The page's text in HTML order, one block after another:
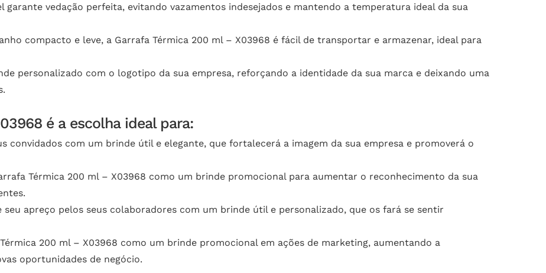
garante vedação perfeita, evitando vazamentos indesejados e mantendo a temperatura ideal da sua
compacto e leve, a Garrafa Térmica 200 ml – X03968 é fácil de transportar e armazenar, ideal para
personalizado com o logotipo da sua empresa, reforçando a identidade da sua marca e deixando uma
é a escolha ideal para:
convidados com um brinde útil e elegante, que fortalecerá a imagem da sua empresa e promoverá o
Térmica 200 ml – X03968 como um brinde promocional para aumentar o reconhecimento da sua
seu apreço pelos seus colaboradores com um brinde útil e personalizado, que os fará se sentir
200 ml – X03968 como um brinde promocional em ações de marketing, aumentando a
oportunidades de negócio.